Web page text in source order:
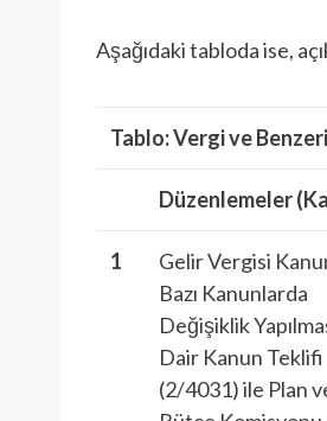
Aşağıdaki tabloda ise,
Tablo: Vergi ve
Düzenlemeler
1
Gelir Vergisi
Bazı Kanunlarda
Değişiklik
Dair Kanun Teklifi
(2/4031) ile Plan